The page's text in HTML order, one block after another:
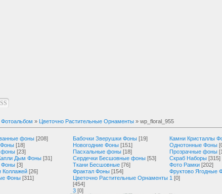
Фотоальбом » Цветочно Растительные Орнаменты » wp_floral_955
фоны [208] Бабочки Зверушки Фоны [19] Камни Кристаллы
Фоны [18] Новогодние Фоны [151] Однотонные Фоны
фоны [23] Пасхальные фоны [18] Прозрачные фоны
Дым Фоны [31] Сердечки Бесшовные фоны [53] Скраб Наборы [315]
Фоны [3] Ткани Бесшовные [76] Фото Рамки [202]
Коллажей [26] Фрактал Фоны [154] Фруктово Ягодные
Фоны [311]
Цветочно Растительные Орнаменты
[454]
1 [0]
3 [0]